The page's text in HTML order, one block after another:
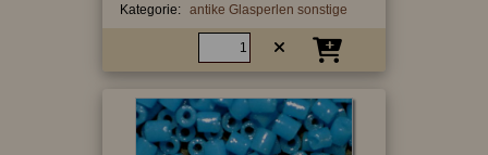
Kategorie: antike Glasperlen sonstige